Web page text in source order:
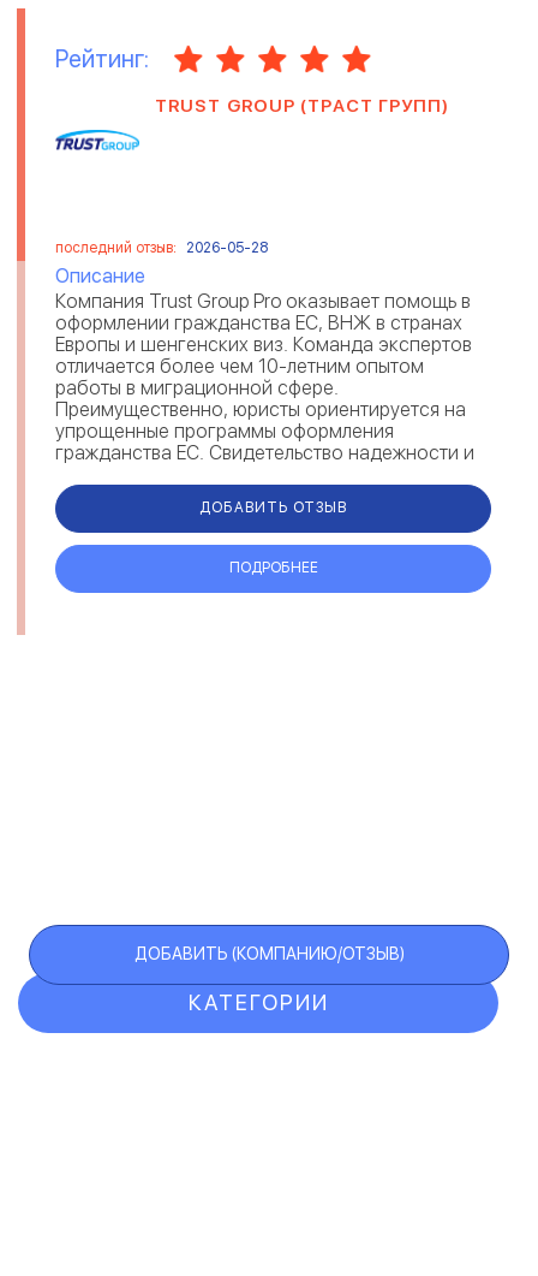
Рейтинг:
TRUST GROUP (ТРАСТ ГРУПП)
последний отзыв: 2026-05-28
Описание
Компания Trust Group Pro оказывает помощь в
оформлении гражданства ЕС, ВНЖ в странах
Европы и шенгенских виз. Команда экспертов
отличается более чем 10-летним опытом
работы в миграционной сфере.
Преимущественно, юристы ориентируется на
упрощенные программы оформления
гражданства ЕС. Свидетельство надежности и
на рейтингов...
ДОБАВИТЬ ОТЗЫВ
ПОДРОБНЕЕ
КАТЕГОРИИ
ДОБАВИТЬ (КОМПАНИЮ/ОТЗЫВ)